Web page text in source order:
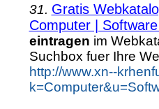
31. Gratis
Computer |
eintragen im
Suchbox fuer Ihre
http://www.xn--